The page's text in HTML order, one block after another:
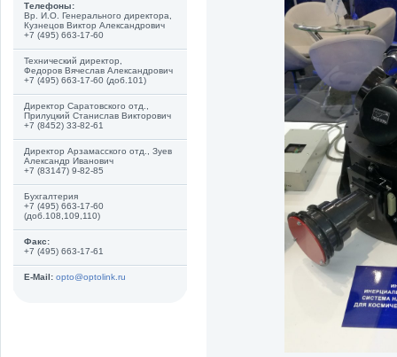
Телефоны:
Вр. И.О. Генерального директора,
Кузнецов Виктор Александрович
+7 (495) 663-17-60
Технический директор,
Федоров Вячеслав Александрович
+7 (495) 663-17-60 (доб.101)
Директор Саратовского отд.,
Прилуцкий Станислав Викторович
+7 (8452) 33-82-61
Директор Арзамасского отд., Зуев
Александр Иванович
+7 (83147) 9-82-85
Бухгалтерия
+7 (495) 663-17-60
(доб.108,109,110)
Факс:
+7 (495) 663-17-61
E-Mail: opto@optolink.ru